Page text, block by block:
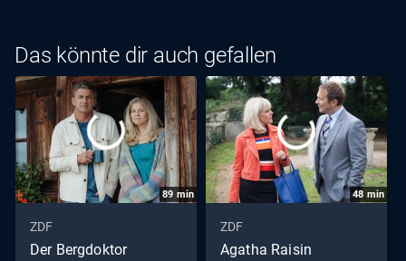
Das könnte dir auch gefallen
89 min
ZDF
Der Bergdoktor
48 min
ZDF
Agatha Raisin